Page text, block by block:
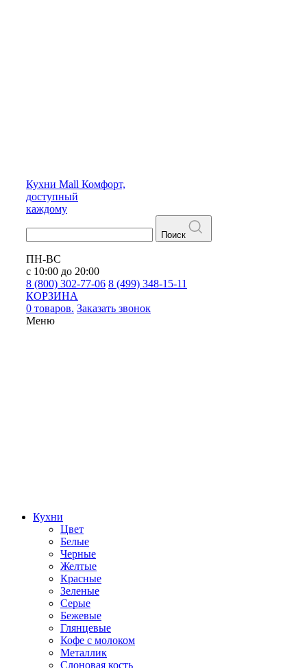
Кухни Mall Комфорт,
доступный
каждому
Поиск
ПН-ВС
с 10:00 до 20:00
8 (800) 302-77-06 8 (499) 348-15-11
КОРЗИНА
0 товаров. Заказать звонок
Меню
Кухни
Цвет
Белые
Черные
Желтые
Красные
Зеленые
Серые
Бежевые
Глянцевые
Кофе с молоком
Металлик
Слоновая кость